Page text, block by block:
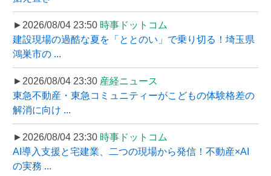
►2026/08/04 23:50 時事ドットコム
建設現場の過酷な夏を「ととのい」で乗り切る！埼玉県
鴻巣市の ...
►2026/08/04 23:30 産経ニュース
東急不動産・東急コミュニティーがこどもの体験格差の
解消に向け ...
►2026/08/04 23:30 時事ドットコム
AI導入支援と宅建業、二つの現場から発信！不動産×AI
の実務 ...